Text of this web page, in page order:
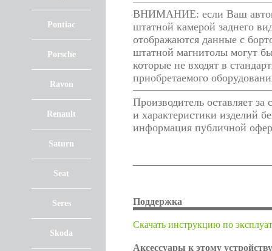
Pontiac
Porsche
Ravon
Renault
Saturn
Seat
Seres
Skoda
ВНИМАНИЕ: если Ваш
штатной камерой заднего
отображаются данные с
штатной магнитолы могут
которые не входят в
приобретаемого
Производитель оставляет
и характеристики изделий
информация публичной
Поддержка
Cкачать инструкцию по
Аксессуары к этому устройству